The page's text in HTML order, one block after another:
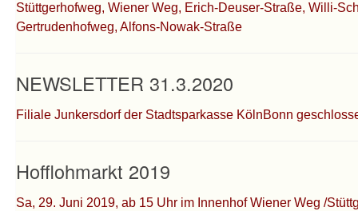
Stüttgerhofweg, Wiener Weg, Erich-Deuser-Straße, Willi-
Gertrudenhofweg, Alfons-Nowak-Straße
NEWSLETTER 31.3.2020
Filiale Junkersdorf der Stadtsparkasse KölnBonn
Hofflohmarkt 2019
Sa, 29. Juni 2019, ab 15 Uhr im Innenhof Wiener Weg /